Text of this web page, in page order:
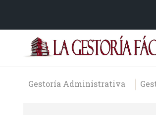
Gestoría Administrativa